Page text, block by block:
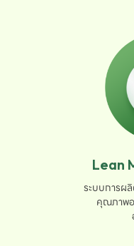
Lean
ระบบการผ
คุณภาพ